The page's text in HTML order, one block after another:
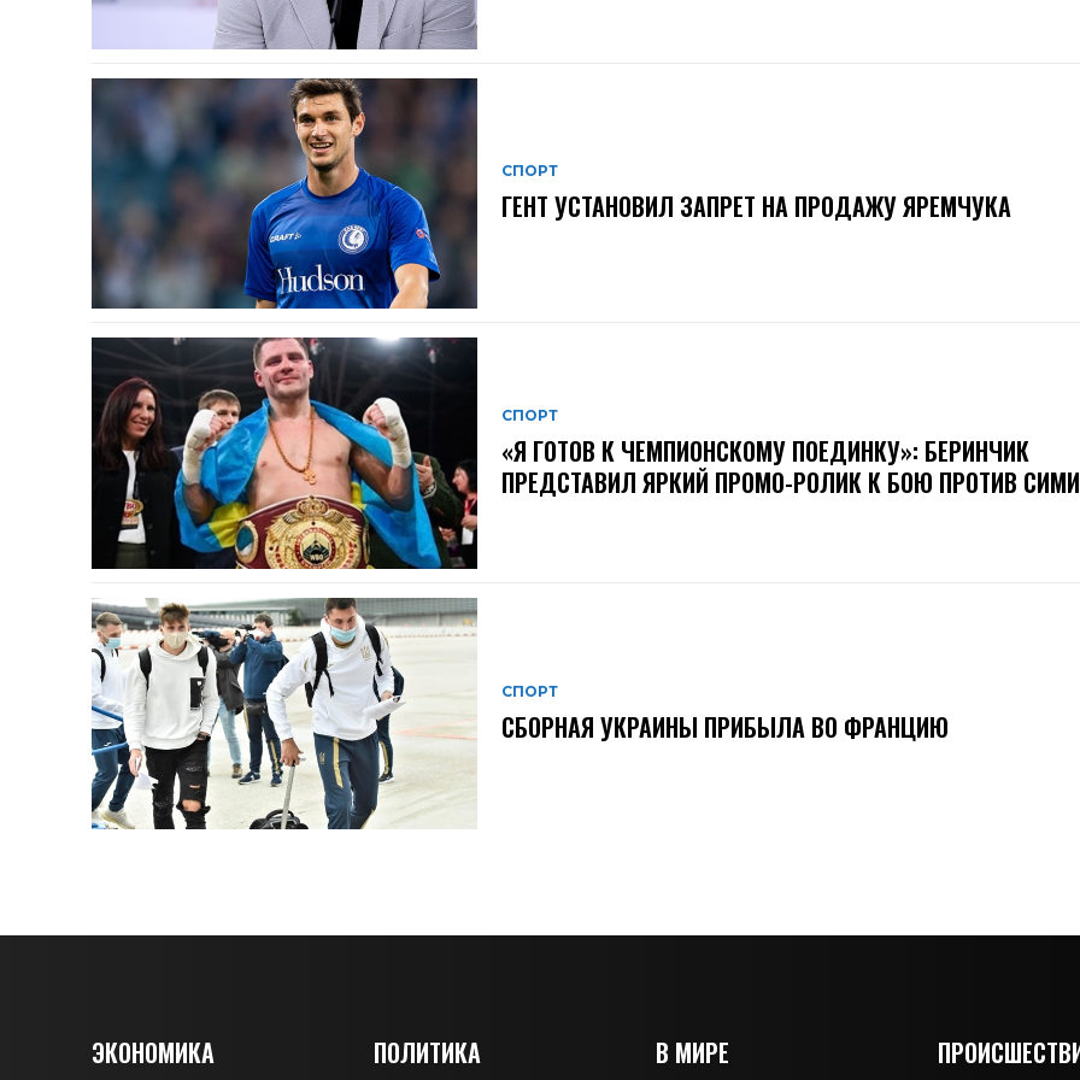
СПОРТ
ГЕНТ УСТАНОВИЛ ЗАПРЕТ НА ПРОДАЖУ ЯРЕМЧУКА
СПОРТ
«Я ГОТОВ К ЧЕМПИОНСКОМУ ПОЕДИНКУ»: БЕРИНЧИК
ПРЕДСТАВИЛ ЯРКИЙ ПРОМО-РОЛИК К БОЮ ПРОТИВ
СПОРТ
СБОРНАЯ УКРАИНЫ ПРИБЫЛА ВО ФРАНЦИЮ
ЭКОНОМИКА ПОЛИТИКА В МИРЕ